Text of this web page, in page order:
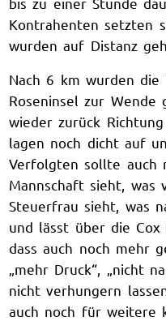
Kontrahenten setzten
wurden auf Distanz
Nach 6 km wurden
Roseninsel zur Wende
wieder zurück
lagen noch dicht auf
Verfolgten sollte auch
Mannschaft sieht, was
Steuerfrau sieht, was
und lässt über die
dass auch noch mehr
„mehr Druck“, „nicht
nicht verhungern
auch noch für weitere